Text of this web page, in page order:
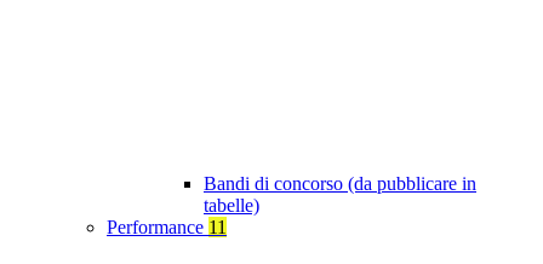
Bandi di concorso (da pubblicare in
tabelle)
Performance 11